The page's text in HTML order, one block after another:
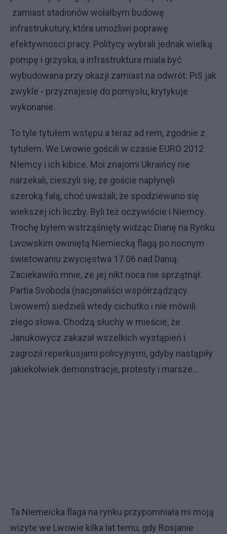
zamiast stadionów wolałbym budowę
infrastrukutury, która umożliwi poprawę
efektywnosci pracy. Politycy wybrali jednak wielką
pompę i grzyska, a infrastruktura miała być
wybudowana przy okazji zamiast na odwrót. PiS jak
zwykle - przyznajesię do pomysłu, krytykuje
wykonanie.
To tyle tytułem wstępu a teraz ad rem, zgodnie z
tytułem. We Lwowie gościli w czasie EURO 2012
NIemcy i ich kibice. Moi znajomi Ukraińcy nie
narzekali, cieszyli się, że goście napłynęli
szeroką falą, choć uważali, że spodziewano się
wiekszej ich liczby. Byli też oczywiście i Niemcy.
Trochę byłem wstrząśnięty widząc Dianę na Rynku
Lwowskim owiniętą Niemiecką flagą po nocnym
świetowaniu zwycięstwa 17.06 nad Danią.
Zaciekawiło mnie, ze jej nikt noca nie sprzątnął.
Partia Svoboda (nacjonaliści współrządzący
Lwowem) siedzieli wtedy cichutko i nie mówili
złego słowa. Chodzą słuchy w mieście, że
Janukowycz zakazał wszelkich wystąpień i
zagroził reperkusjami policyjnymi, gdyby nastąpiły
jakiekolwiek demonstracje, protesty i marsze...
Ta Niemeicka flaga na rynku przypomniała mi moją
wizyte we Lwowie kilka lat temu, gdy Rosjanie